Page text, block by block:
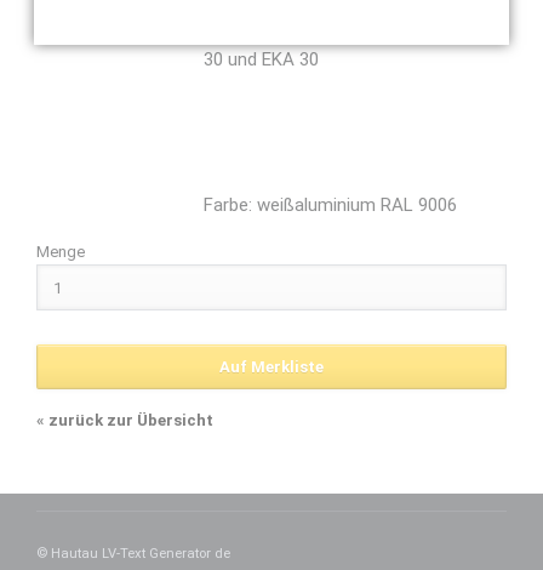
30 und EKA 30
Farbe: weißaluminium RAL 9006
Menge
« zurück zur Übersicht
© Hautau LV-Text Generator de